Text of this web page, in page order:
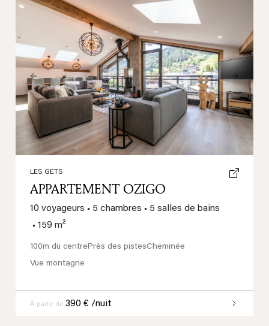
Previous Next
LES GETS
APPARTEMENT OZIGO
10 voyageurs • 5 chambres • 5 salles de bains
• 159 m²
100m du centrePrès des pistesCheminée
Vue montagne
À partir de 390 € /nuit